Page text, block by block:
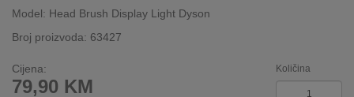
AKCIJE
BRENDOVI
NOVO
Model: Head Brush Display Light Dyson
Broj proizvoda: 63427
Cijena:
79,90 KM
Količina